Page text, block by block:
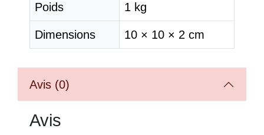
Poids 1 kg
Dimensions 10 × 10 × 2 cm
Avis (0)
Avis